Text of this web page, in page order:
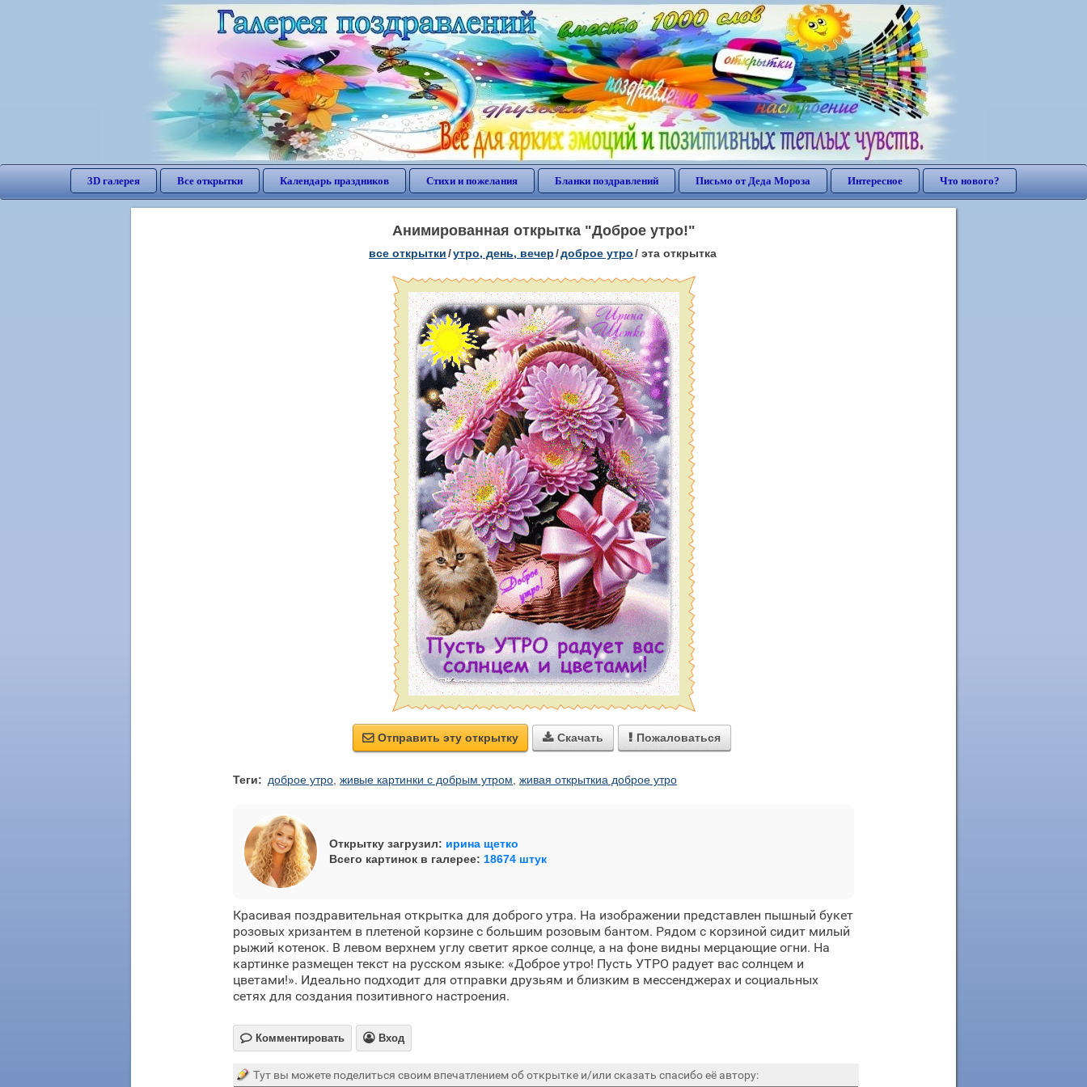
3D галерея Все открытки Календарь праздников Стихи и пожелания Бланки поздравлений Письмо от Деда Мороза Интересное Что нового?
Анимированная открытка "Доброе утро!"
все открытки/утро, день, вечер/доброе утро/ эта открытка
 Отправить эту открытку  Скачать  Пожаловаться
Теги: доброе утро живые картинки с добрым утром живая открыткиа доброе утро
Открытку загрузил: ирина щетко
Всего картинок в галерее: 18674 штук
Красивая поздравительная открытка для доброго утра. На изображении представлен пышный букет
розовых хризантем в плетеной корзине с большим розовым бантом. Рядом с корзиной сидит милый
рыжий котенок. В левом верхнем углу светит яркое солнце, а на фоне видны мерцающие огни. На
картинке размещен текст на русском языке: «Доброе утро! Пусть УТРО радует вас солнцем и
цветами!». Идеально подходит для отправки друзьям и близким в мессенджерах и социальных
сетях для создания позитивного настроения.
 Комментировать  Вход
Тут вы можете поделиться своим впечатлением об открытке и/или сказать спасибо её автору: